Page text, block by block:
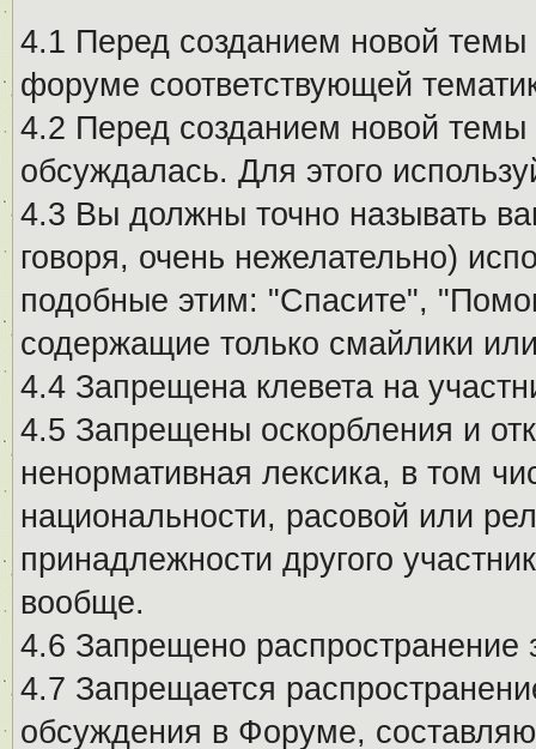
4.1 Перед созданием новой темы
форуме соответствующей
4.2 Перед созданием новой
обсуждалась. Для этого
4.3 Вы должны точно называть
говоря, очень нежелательно)
подобные этим: "Спасите",
содержащие только смайлики
4.4 Запрещена клевета на
4.5 Запрещены оскорбления и
ненормативная лексика, в том
национальности, расовой или
принадлежности другого
вообще.
4.6 Запрещено
4.7 Запрещается
обсуждения в Форуме,